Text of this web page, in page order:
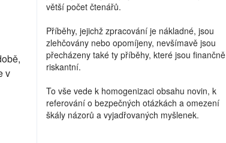
v
větší počet čtenářů.
Příběhy, jejichž zpracování je nákladné, jsou
zlehčovány nebo opomíjeny, nevšímavě jsou
přecházeny také ty příběhy, které jsou finančně
riskantní.
To vše vede k homogenizaci obsahu novin, k
referování o bezpečných otázkách a omezení
škály názorů a vyjadřovaných myšlenek.